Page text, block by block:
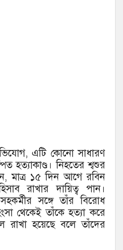
এটি কোনো সাধারণ
হত্যাকাণ্ড। নিহতের শ্বশুর
মাত্র ১৫ দিন আগে রবিন
রাখার দায়িত্ব পান।
সঙ্গে তাঁর বিরোধ
থেকেই তাঁকে হত্যা করে
রাখা হয়েছে বলে তাঁদের